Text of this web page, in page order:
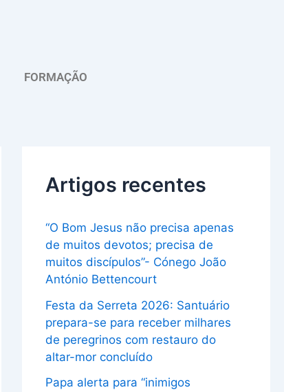
FORMAÇÃO
Artigos recentes
“O Bom Jesus não precisa apenas
de muitos devotos; precisa de
muitos discípulos”- Cónego João
António Bettencourt
Festa da Serreta 2026: Santuário
prepara-se para receber milhares
de peregrinos com restauro do
altar-mor concluído
Papa alerta para “inimigos
u